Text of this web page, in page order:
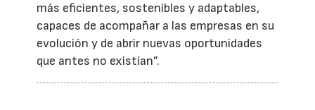
más eficientes, sostenibles y adaptables,
capaces de acompañar a las empresas en su
evolución y de abrir nuevas oportunidades
que antes no existían”.